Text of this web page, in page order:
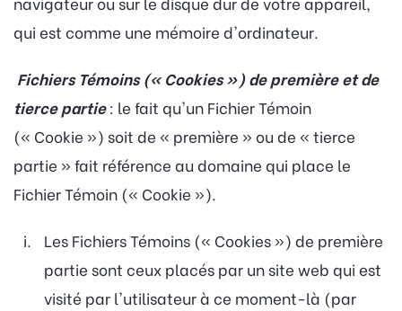
qui est comme une mémoire d'ordinateur.
Fichiers Témoins (« Cookies ») de première et de
tierce partie: le fait qu'un Fichier Témoin
(« Cookie ») soit de « première » ou de « tierce
partie » fait référence au domaine qui place le
Fichier Témoin (« Cookie »).
Les Fichiers Témoins (« Cookies ») de première
partie sont ceux placés par un site web qui est
visité par l'utilisateur à ce moment-là (par